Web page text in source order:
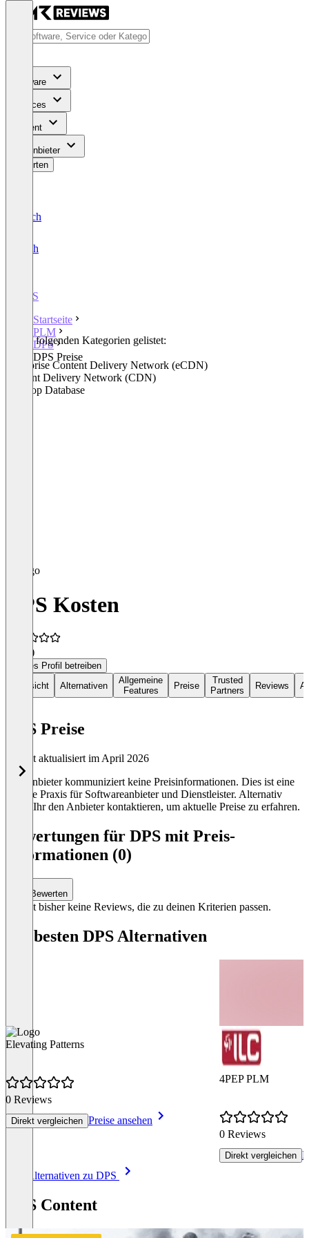
Software
Services
Content
Für Anbieter
Bewerten
Deutsch
English
DPS
Startseite
PLM
DPS
DPS Preise
In den folgenden Kategorien gelistet:
Enterprise Content Delivery Network (eCDN)
Content Delivery Network (CDN)
Desktop Database
DPS Kosten
(1)
Dieses Profil betreiben
Übersicht
Alternativen
Allgemeine
Features
Preise
Trusted
Partners
Reviews
DPS Preise
Zuletzt aktualisiert im April 2026
Der Anbieter kommuniziert keine Preisinformationen. Dies ist eine
übliche Praxis für Softwareanbieter und Dienstleister. Alternativ
könnt Ihr den Anbieter kontaktieren, um aktuelle Preise zu erfahren.
Bewertungen für DPS mit Preis-
Informationen (0)
Bewerten
Es gibt bisher keine Reviews, die zu deinen Kriterien passen.
Die besten DPS Alternativen
Elevating Patterns
0 Reviews
Direkt vergleichen Preise ansehen
4PEP PLM
0 Reviews
Direkt vergleichen
Alle Alternativen zu DPS
DPS Content